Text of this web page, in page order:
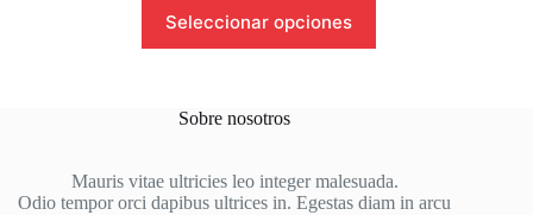
Seleccionar opciones
producto
tiene
Las
pueden
elegir
Sobre nosotros
Mauris vitae ultricies leo integer malesuada.
Odio tempor orci dapibus ultrices in. Egestas diam in arcu